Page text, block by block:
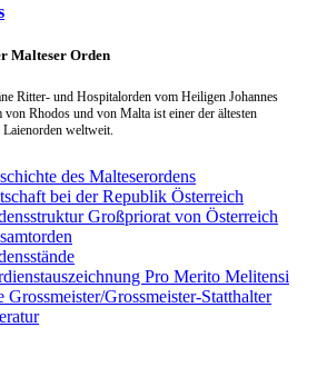
Malteser Orden
Ritter- und Hospitalorden vom Heiligen Johannes
von Rhodos und von Malta ist einer der ältesten
Laienorden weltweit.
des Malteserordens
bei der Republik Österreich
Großpriorat von Österreich
Pro Merito Melitensi
Grossmeister/Grossmeister-Statthalter